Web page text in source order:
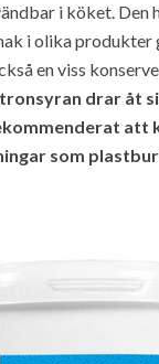
i köket. Den
i olika
en viss
drar åt
att
som